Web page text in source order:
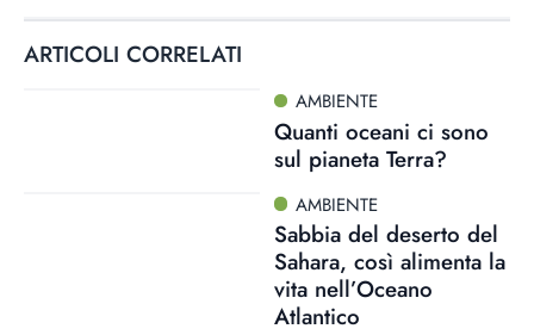
ARTICOLI CORRELATI
AMBIENTE
Quanti oceani ci sono
sul pianeta Terra?
AMBIENTE
Sabbia del deserto del
Sahara, così alimenta la
vita nell’Oceano
Atlantico